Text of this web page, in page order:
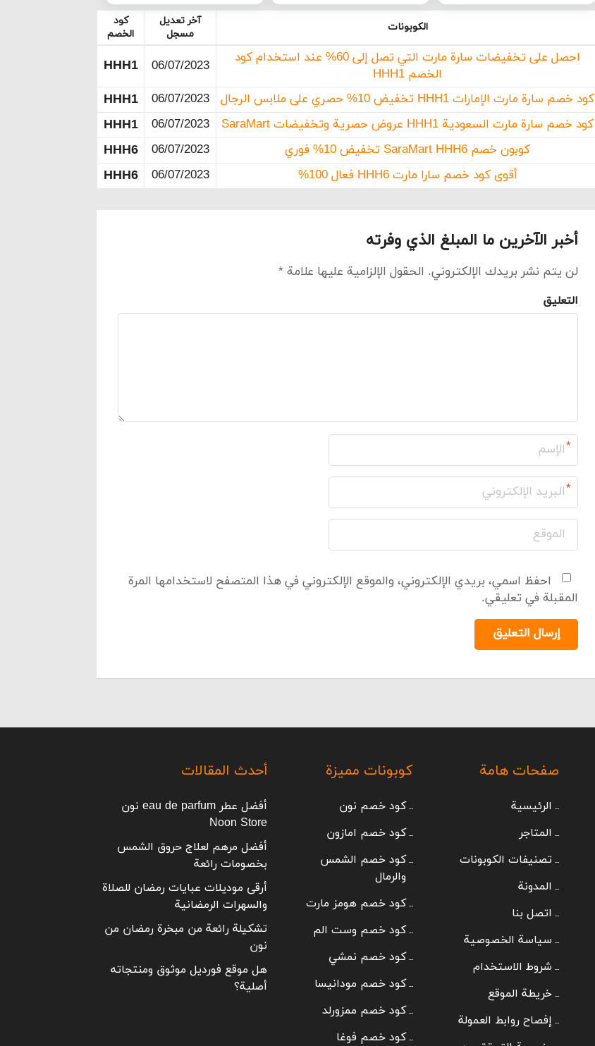
الكوبونات
آخر تعديل
مسجل
كود
الخصم
احصل على تخفيضات سارة مارت التي تصل إلى 60% عند استخدام كود
الخصم HHH1
06/07/2023
HHH1
كود خصم سارة مارت الإمارات HHH1 تخفيض 10% حصري على ملابس الرجال 06/07/2023
HHH1
كود خصم سارة مارت السعودية HHH1 عروض حصرية وتخفيضات SaraMart 06/07/2023
HHH1
كوبون خصم SaraMart HHH6 تخفيض 10% فوري 06/07/2023
HHH6
أقوى كود خصم سارا مارت HHH6 فعال 100% 06/07/2023
HHH6
أخبر الآخرين ما المبلغ الذي وفرته
لن يتم نشر بريدك الإلكتروني. الحقول الإلزامية عليها علامة *
التعليق
*
*
احفظ اسمي، بريدي الإلكتروني، والموقع الإلكتروني في هذا المتصفح لاستخدامها المرة
المقبلة في تعليقي.
إرسال التعليق
صفحات هامة
الرئيسية
المتاجر
تصنيفات الكوبونات
المدونة
اتصل بنا
سياسة الخصوصية
شروط الاستخدام
خريطة الموقع
إفصاح روابط العمولة
كوبونات مميزة
كود خصم نون
كود خصم امازون
كود خصم الشمس
والرمال
كود خصم هومز مارت
كود خصم وست الم
كود خصم نمشي
كود خصم مودانيسا
كود خصم ممزورلد
كود خصم فوغا
أحدث المقالات
أفضل عطر eau de parfum نون
Noon Store
أفضل مرهم لعلاج حروق الشمس
بخصومات رائعة
أرقى موديلات عبايات رمضان للصلاة
والسهرات الرمضانية
تشكيلة رائعة من مبخرة رمضان من
نون
هل موقع فورديل موثوق ومنتجاته
أصلية؟